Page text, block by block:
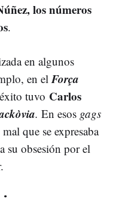
los números
.
en algunos
en el Força
tuvo Carlos
. En esos gags
que se expresaba
su obsesión por el